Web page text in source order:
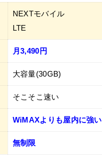
NEXTモバイル
LTE
月3,490円
大容量(30GB)
そこそこ速い
WiMAXよりも屋内に強い
無制限